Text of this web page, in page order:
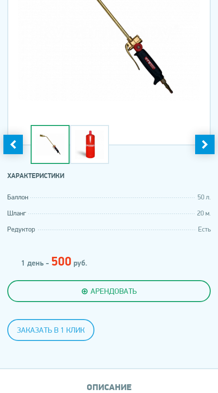
ХАРАКТЕРИСТИКИ
Баллон 50 л.
Шланг 20 м.
Редуктор Есть
1 день - 500 руб.
АРЕНДОВАТЬ
ЗАКАЗАТЬ В 1 КЛИК
ОПИСАНИЕ